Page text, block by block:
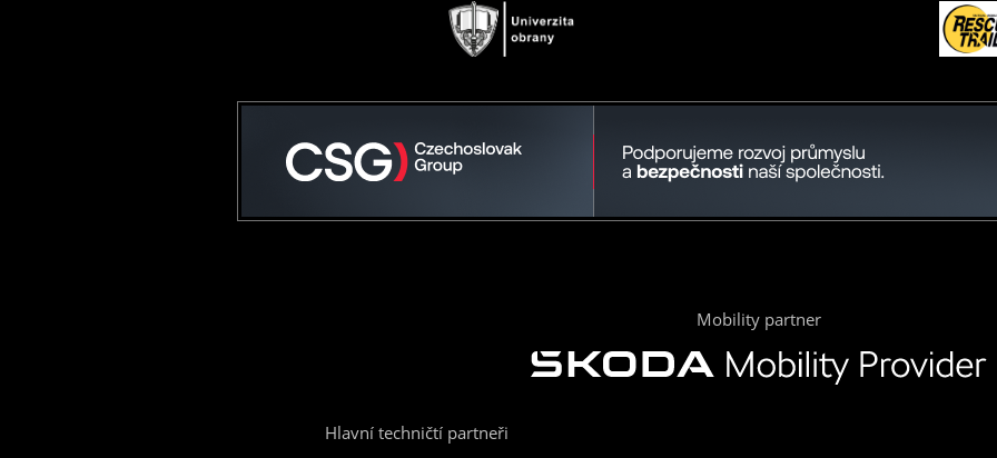
Mobility partner
Hlavní techničtí partneři